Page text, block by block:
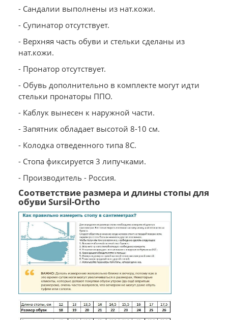
- Сандалии выполнены из нат.кожи.
- Супинатор отсутствует.
- Верхняя часть обуви и стельки сделаны из
нат.кожи.
- Пронатор отсутствует.
- Обувь дополнительно в комплекте могут идти
стельки пронаторы ППО.
- Каблук вынесен к наружной части.
- Запятник обладает высотой 8-10 см.
- Колодка отведенного типа 8С.
- Стопа фиксируется 3 липучками.
- Производитель - Россия.
Соответствие размера и длины стопы для
обуви Sursil-Ortho